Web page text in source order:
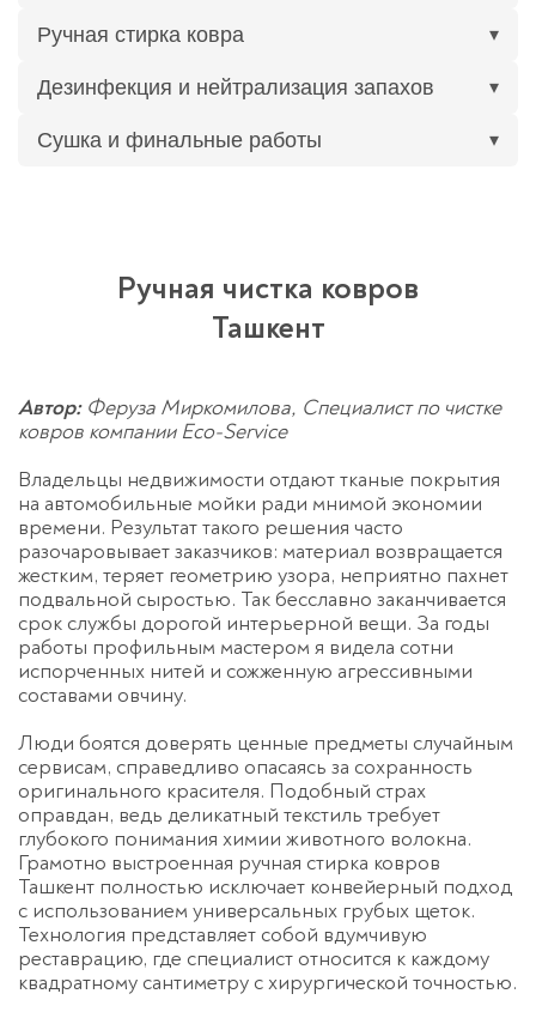
Ручная стирка ковра ▾
Дезинфекция и нейтрализация запахов ▾
Сушка и финальные работы ▾
Ручная чистка ковров
Ташкент
Автор:Феруза Миркомилова, Специалист по чистке
ковров компании Eco-Service
Владельцы недвижимости отдают тканые покрытия
на автомобильные мойки ради мнимой экономии
времени. Результат такого решения часто
разочаровывает заказчиков: материал возвращается
жестким, теряет геометрию узора, неприятно пахнет
подвальной сыростью. Так бесславно заканчивается
срок службы дорогой интерьерной вещи. За годы
работы профильным мастером я видела сотни
испорченных нитей и сожженную агрессивными
составами овчину.
Люди боятся доверять ценные предметы случайным
сервисам, справедливо опасаясь за сохранность
оригинального красителя. Подобный страх
оправдан, ведь деликатный текстиль требует
глубокого понимания химии животного волокна.
Грамотно выстроенная ручная стирка ковров
Ташкент полностью исключает конвейерный подход
с использованием универсальных грубых щеток.
Технология представляет собой вдумчивую
реставрацию, где специалист относится к каждому
квадратному сантиметру с хирургической точностью.